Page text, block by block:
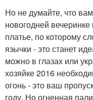
Но не думайте, что
новогодней
платье, по которому
язычки - это станет
можно в глазах или
хозяйке 2016
огонь - это ваш
году. Но огненная